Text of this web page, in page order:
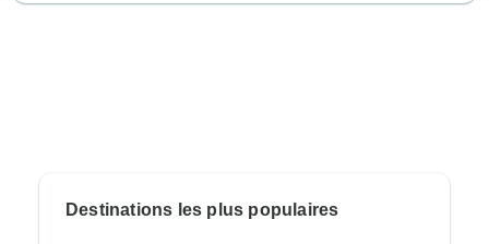
Destinations les plus populaires